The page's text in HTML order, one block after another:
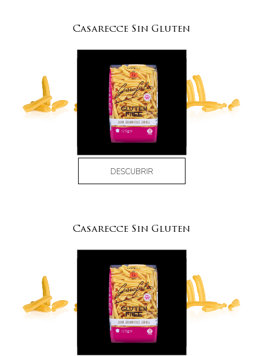
Casarecce Sin Gluten
DESCUBRIR
Casarecce Sin Gluten